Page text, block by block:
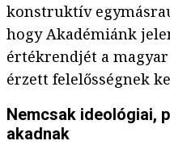
konstruktív
hogy Akadémiánk
értékrendjét a
érzett felelősségnek
Nemcsak ideológiai,
akadnak